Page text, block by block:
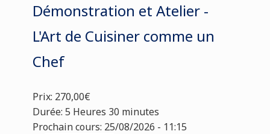
Démonstration et Atelier -
L'Art de Cuisiner comme un
Chef
Prix: 270,00€
Durée: 5 Heures 30 minutes
Prochain cours: 25/08/2026 - 11:15